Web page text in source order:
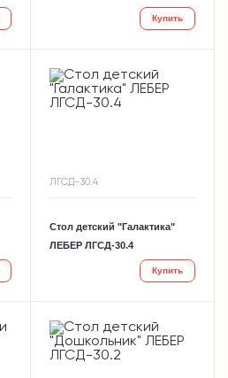
Купить
ЛГСД-30.4
Стол детский "Галактика"
ЛЕБЕР ЛГСД-30.4
Купить